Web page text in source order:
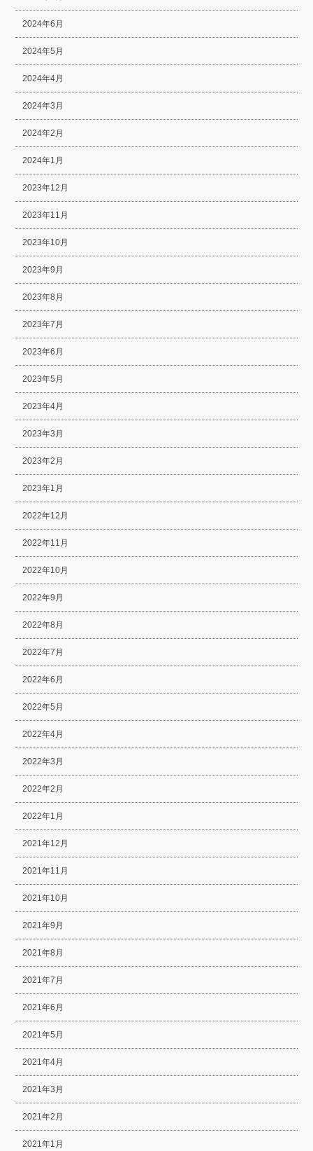
2024年6月
2024年5月
2024年4月
2024年3月
2024年2月
2024年1月
2023年12月
2023年11月
2023年10月
2023年9月
2023年8月
2023年7月
2023年6月
2023年5月
2023年4月
2023年3月
2023年2月
2023年1月
2022年12月
2022年11月
2022年10月
2022年9月
2022年8月
2022年7月
2022年6月
2022年5月
2022年4月
2022年3月
2022年2月
2022年1月
2021年12月
2021年11月
2021年10月
2021年9月
2021年8月
2021年7月
2021年6月
2021年5月
2021年4月
2021年3月
2021年2月
2021年1月